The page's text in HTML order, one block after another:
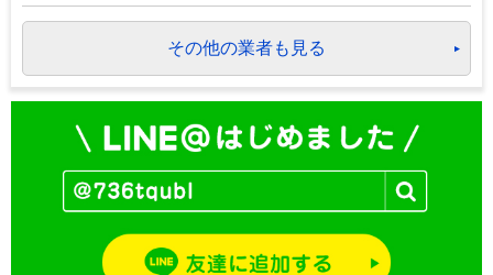
その他の業者も見る